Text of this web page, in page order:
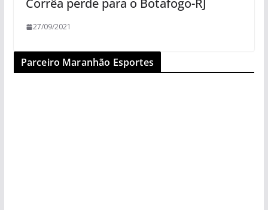
Corrêa perde para o Botafogo-RJ
27/09/2021
Parceiro Maranhão Esportes